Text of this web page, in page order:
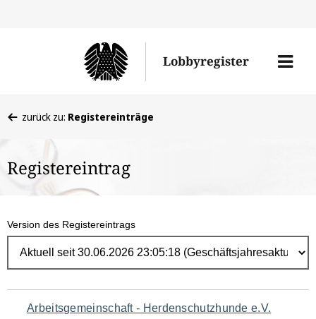
Lobbyregister
Menü
befinden
hier:
zurück zu: Registereinträge
Registereintrag
Version des Registereintrags
Navigation
Arbeitsgemeinschaft - Herdenschutzhunde e.V.